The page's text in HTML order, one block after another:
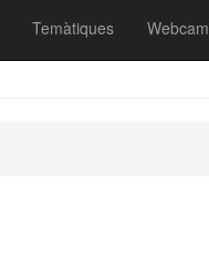
Temàtiques Webcam